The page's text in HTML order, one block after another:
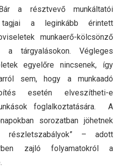
a résztvevő munkáltatói
tagjai a leginkább érintett
munkaerő-kölcsönző
a tárgyalásokon. Végleges
egyelőre nincsenek, így
sem, hogy a munkaadó
esetén elveszítheti-e
foglalkoztatására. A
sorozatban jöhetnek
– adott
zajló folyamatokról a